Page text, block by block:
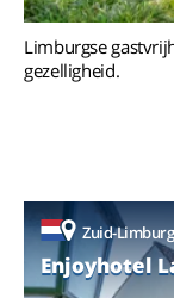
Limburgse
gezelligheid.
Zuid-Limburg
Enjoyhotel